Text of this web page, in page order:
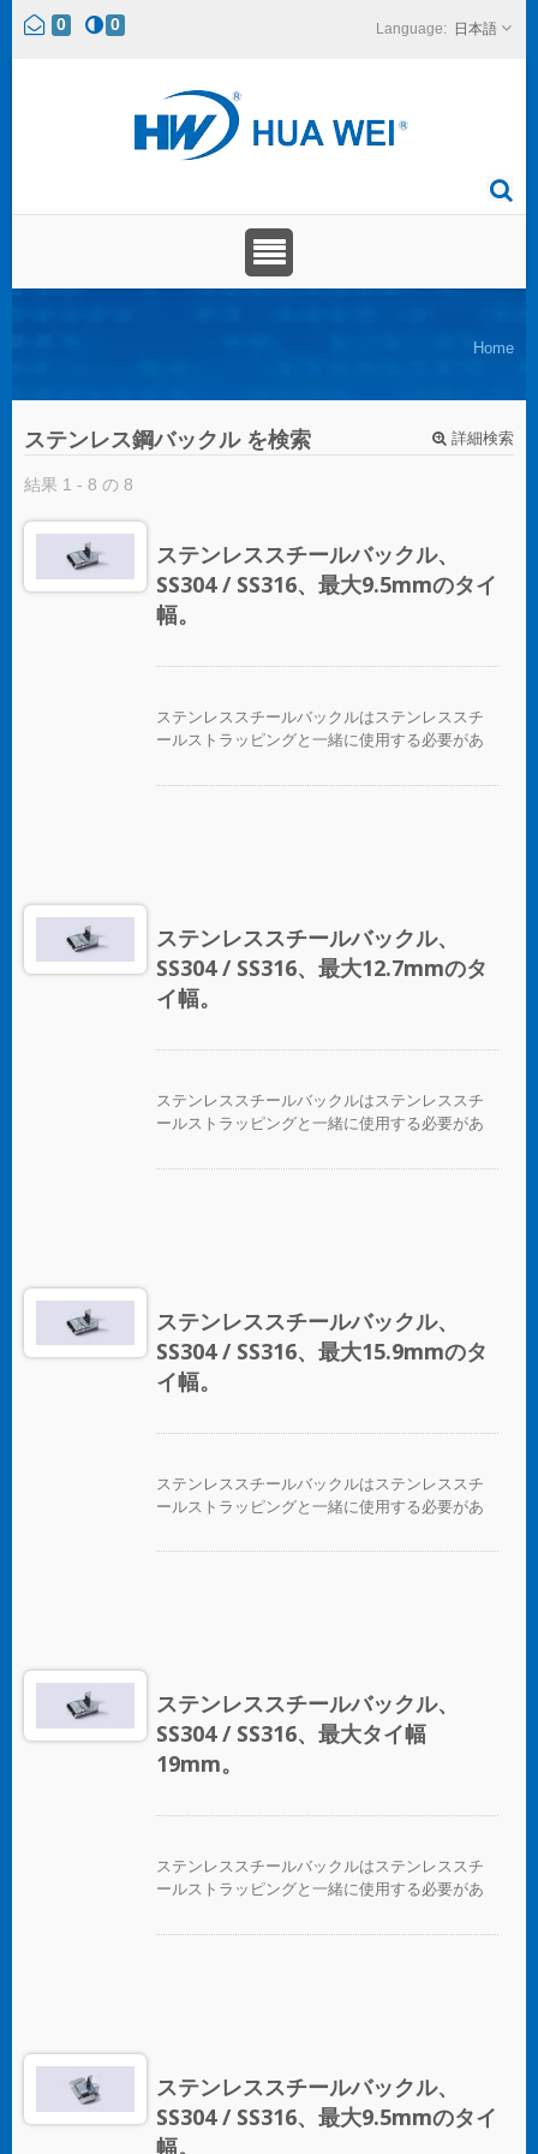
0 0 日本語
Home
ステンレス鋼バックル を検索 詳細検索
結果 1 - 8 の 8
ステンレススチールバックル、
SS304 / SS316、最大9.5mmのタイ
幅。
ステンレススチールバックルはステンレススチ
ールストラッピングと一緒に使用する必要があ
ステンレススチールバックル、
SS304 / SS316、最大12.7mmのタ
イ幅。
ステンレススチールバックルはステンレススチ
ールストラッピングと一緒に使用する必要があ
ステンレススチールバックル、
SS304 / SS316、最大15.9mmのタ
イ幅。
ステンレススチールバックルはステンレススチ
ールストラッピングと一緒に使用する必要があ
ステンレススチールバックル、
SS304 / SS316、最大タイ幅
19mm。
ステンレススチールバックルはステンレススチ
ールストラッピングと一緒に使用する必要があ
ステンレススチールバックル、
SS304 / SS316、最大9.5mmのタイ
幅。